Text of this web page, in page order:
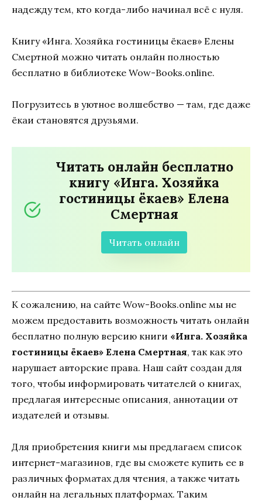
надежду тем, кто когда-либо начинал всё с нуля.
Книгу «Инга. Хозяйка гостиницы ёкаев» Елены
Смертной можно читать онлайн полностью
бесплатно в библиотеке Wow-Books.online.
Погрузитесь в уютное волшебство — там, где даже
ёкаи становятся друзьями.
Читать онлайн бесплатно
книгу «Инга. Хозяйка
гостиницы ёкаев» Елена
Смертная
Читать онлайн
К сожалению, на сайте Wow-Books.online мы не
можем предоставить возможность читать онлайн
бесплатно полную версию книги «Инга. Хозяйка
гостиницы ёкаев» Елена Смертная, так как это
нарушает авторские права. Наш сайт создан для
того, чтобы информировать читателей о книгах,
предлагая интересные описания, аннотации от
издателей и отзывы.
Для приобретения книги мы предлагаем список
интернет-магазинов, где вы сможете купить ее в
различных форматах для чтения, а также читать
онлайн на легальных платформах. Таким